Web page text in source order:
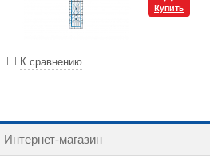
Купить
К сравнению
Интернет-магазин